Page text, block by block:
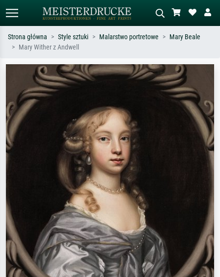
Szukaj wg artysty, tytułu lub stylu – np.
Monet, Gwiaździsta noc,
impresjonizm, fala Hokusaia, akt.
Opisz scenę – np. zielona łąka,
abstrakcja z czerwienią, ciemny olej,
stojący akt obok drzewa.
Strona główna Style sztuki Malarstwo portretowe
Mary Beale
Mary Wither z Andwell